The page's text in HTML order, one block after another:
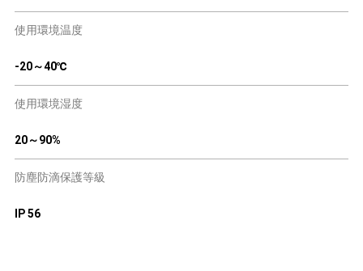
使用環境温度
-20～40℃
使用環境湿度
20～90%
防塵防滴保護等級
IP 56